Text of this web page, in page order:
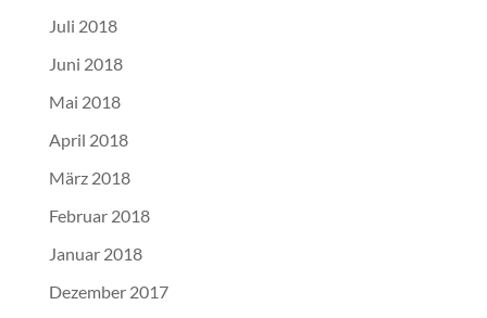
Juli 2018
Juni 2018
Mai 2018
April 2018
März 2018
Februar 2018
Januar 2018
Dezember 2017